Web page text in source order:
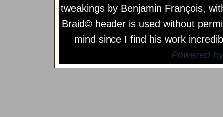
tweakings by Benjamin François,
Braid© header is used without
mind since I find his work
Powered